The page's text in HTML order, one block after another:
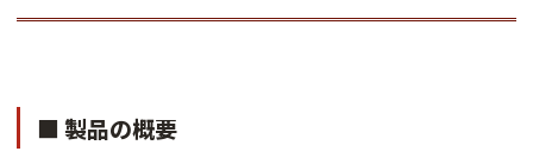
■ 製品の概要